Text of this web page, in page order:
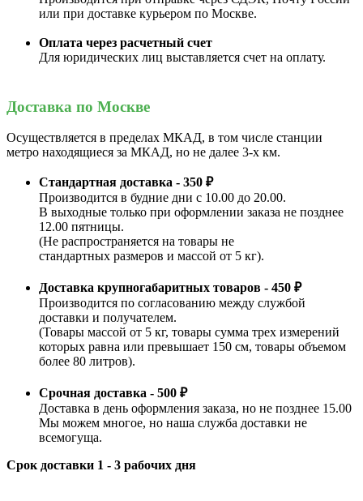
или при доставке курьером по Москве.
Оплата через расчетный счет
Для юридических лиц выставляется счет на оплату.
Доставка по Москве
Осуществляется в пределах МКАД, в том числе станции
метро находящиеся за МКАД, но не далее 3-х км.
Стандартная доставка - 350 ₽
Производится в будние дни с 10.00 до 20.00.
В выходные только при оформлении заказа не позднее
12.00 пятницы.
(Не распространяется на товары не
стандартных размеров и массой от 5 кг).
Доставка крупногабаритных товаров - 450 ₽
Производится по согласованию между службой
доставки и получателем.
(Товары массой от 5 кг, товары сумма трех измерений
которых равна или превышает 150 см, товары объемом
более 80 литров).
Срочная доставка - 500 ₽
Доставка в день оформления заказа, но не позднее 15.00
Мы можем многое, но наша служба доставки не
всемогуща.
Срок доставки 1 - 3 рабочих дня